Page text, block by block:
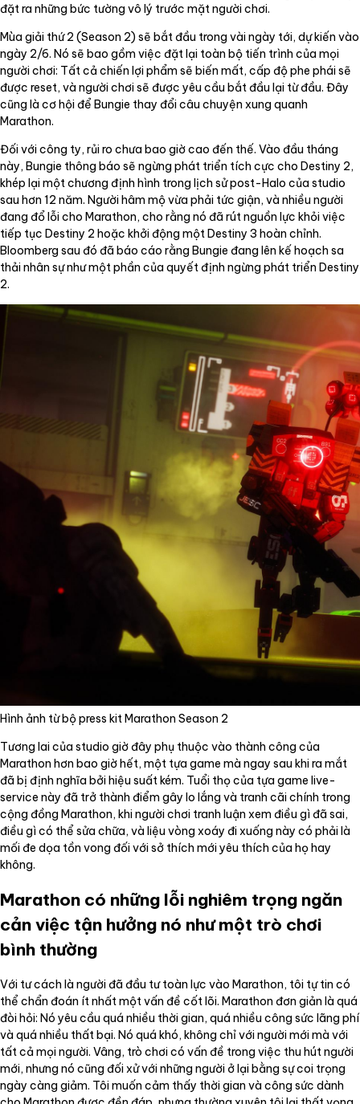
đặt ra những bức tường vô lý trước mặt người chơi.
Mùa giải thứ 2 (Season 2) sẽ bắt đầu trong vài ngày tới, dự kiến vào
ngày 2/6. Nó sẽ bao gồm việc đặt lại toàn bộ tiến trình của mọi
người chơi: Tất cả chiến lợi phẩm sẽ biến mất, cấp độ phe phái sẽ
được reset, và người chơi sẽ được yêu cầu bắt đầu lại từ đầu. Đây
cũng là cơ hội để Bungie thay đổi câu chuyện xung quanh
Marathon.
Đối với công ty, rủi ro chưa bao giờ cao đến thế. Vào đầu tháng
này, Bungie thông báo sẽ ngừng phát triển tích cực cho Destiny 2,
khép lại một chương định hình trong lịch sử post-Halo của studio
sau hơn 12 năm. Người hâm mộ vừa phải tức giận, và nhiều người
đang đổ lỗi cho Marathon, cho rằng nó đã rút nguồn lực khỏi việc
tiếp tục Destiny 2 hoặc khởi động một Destiny 3 hoàn chỉnh.
Bloomberg sau đó đã báo cáo rằng Bungie đang lên kế hoạch sa
thải nhân sự như một phần của quyết định ngừng phát triển Destiny
2.
Hình ảnh từ bộ press kit Marathon Season 2
Tương lai của studio giờ đây phụ thuộc vào thành công của
Marathon hơn bao giờ hết, một tựa game mà ngay sau khi ra mắt
đã bị định nghĩa bởi hiệu suất kém. Tuổi thọ của tựa game live-
service này đã trở thành điểm gây lo lắng và tranh cãi chính trong
cộng đồng Marathon, khi người chơi tranh luận xem điều gì đã sai,
điều gì có thể sửa chữa, và liệu vòng xoáy đi xuống này có phải là
mối đe dọa tồn vong đối với sở thích mới yêu thích của họ hay
không.
Marathon có những lỗi nghiêm trọng ngăn
cản việc tận hưởng nó như một trò chơi
bình thường
Với tư cách là người đã đầu tư toàn lực vào Marathon, tôi tự tin có
thể chẩn đoán ít nhất một vấn đề cốt lõi. Marathon đơn giản là quá
đòi hỏi: Nó yêu cầu quá nhiều thời gian, quá nhiều công sức lãng phí
và quá nhiều thất bại. Nó quá khó, không chỉ với người mới mà với
tất cả mọi người. Vâng, trò chơi có vấn đề trong việc thu hút người
mới, nhưng nó cũng đối xử với những người ở lại bằng sự coi trọng
ngày càng giảm. Tôi muốn cảm thấy thời gian và công sức dành